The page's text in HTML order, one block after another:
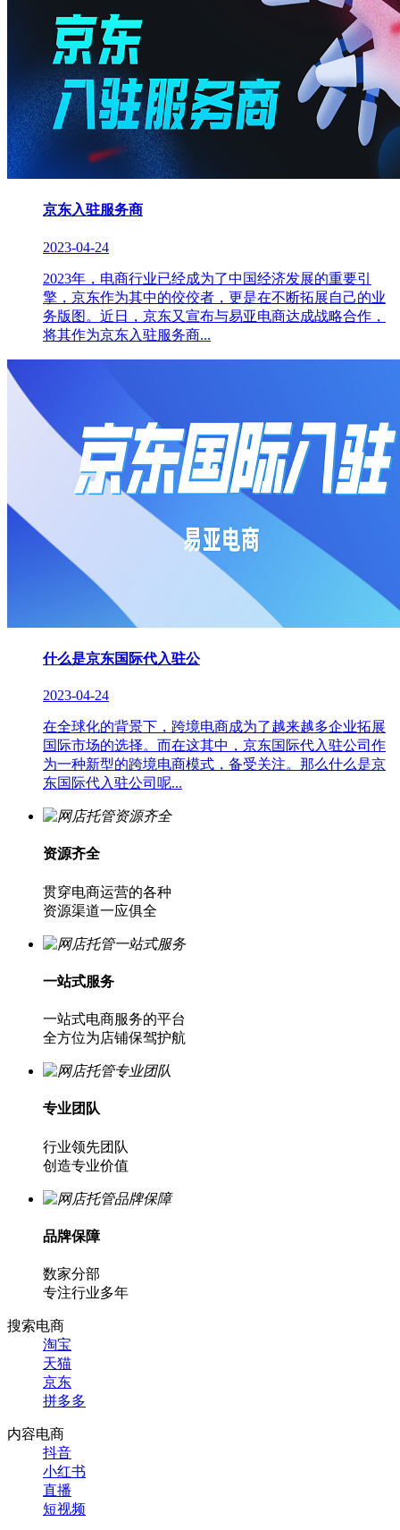
京东入驻服务商
2023-04-24
2023年，电商行业已经成为了中国经济发展的重要引
擎，京东作为其中的佼佼者，更是在不断拓展自己的业
务版图。近日，京东又宣布与易亚电商达成战略合作，
将其作为京东入驻服务商...
什么是京东国际代入驻公
2023-04-24
在全球化的背景下，跨境电商成为了越来越多企业拓展
国际市场的选择。而在这其中，京东国际代入驻公司作
为一种新型的跨境电商模式，备受关注。那么什么是京
东国际代入驻公司呢...
资源齐全
贯穿电商运营的各种
资源渠道一应俱全
一站式服务
一站式电商服务的平台
全方位为店铺保驾护航
专业团队
行业领先团队
创造专业价值
品牌保障
数家分部
专注行业多年
搜索电商
淘宝
天猫
京东
拼多多
内容电商
抖音
小红书
直播
短视频